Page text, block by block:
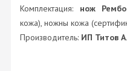
Комплектация: нож
кожа), ножны кожа
Производитель: ИП Титов